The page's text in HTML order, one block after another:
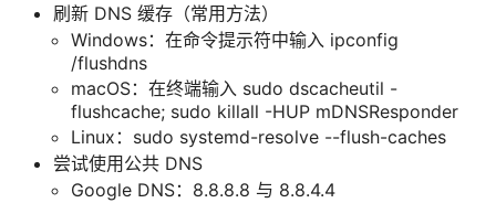
刷新 DNS 缓存（常用方法）
Windows：在命令提示符中输入 ipconfig
/flushdns
macOS：在终端输入 sudo dscacheutil -
flushcache; sudo killall -HUP mDNSResponder
Linux：sudo systemd-resolve --flush-caches
尝试使用公共 DNS
Google DNS：8.8.8.8 与 8.8.4.4